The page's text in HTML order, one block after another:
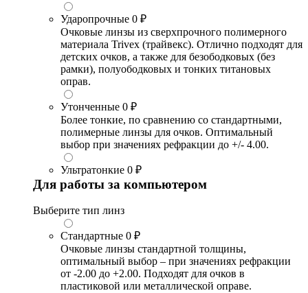
Ударопрочные 0 ₽
Очковые линзы из сверхпрочного полимерного
материала Trivex (трайвекс). Отлично подходят для
детских очков, а также для безободковых (без
рамки), полуободковых и тонких титановых
оправ.
Утонченные 0 ₽
Более тонкие, по сравнению со стандартными,
полимерные линзы для очков. Оптимальный
выбор при значениях рефракции до +/- 4.00.
Ультратонкие 0 ₽
Для работы за компьютером
Выберите тип линз
Стандартные 0 ₽
Очковые линзы стандартной толщины,
оптимальный выбор – при значениях рефракции
от -2.00 до +2.00. Подходят для очков в
пластиковой или металлической оправе.